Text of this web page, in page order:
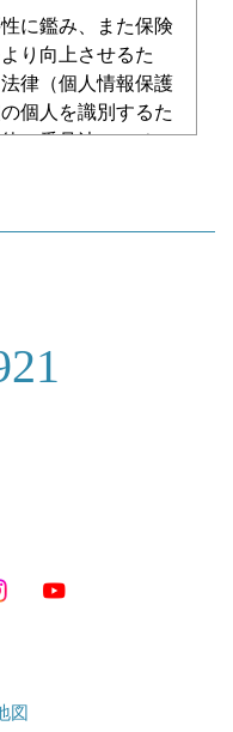
に鑑み、また保険
り向上させるた
律（個人情報保護
個人を識別するた
（番号法）、その
正・適切に取り扱
底し、適正な取扱
いります。また、
いおよび安全管理
適宜見直し、改善
、かつ、適法で公
・利用します。
個人情報を除きま
図